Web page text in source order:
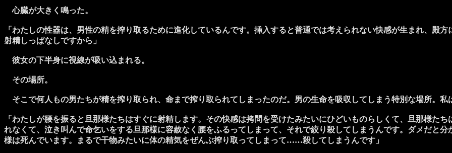
心臓が大きく鳴った。
「わたしの性器は、男性の精を搾り取るために進化しているんです。挿入すると普通では考えられない快感が生まれ、殿
射精しっぱなしですから」
彼女の下半身に視線が吸い込まれる。
その場所。
そこで何人もの男たちが精を搾り取られ、命まで搾り取られてしまったのだ。男の生命を吸収してしまう特別な場所。私
「わたしが腰を振ると旦那様たちはすぐに射精します。その快感は拷問を受けたみたいにひどいものらしくて、旦那様た
れなくて、泣き叫んで命乞いをする旦那様に容赦なく腰をふるってしまって、それで絞り殺してしまうんです。ダメだと
様は死んでいます。まるで干物みたいに体の精気をぜんぶ搾り取ってしまって……殺してしまうんです」